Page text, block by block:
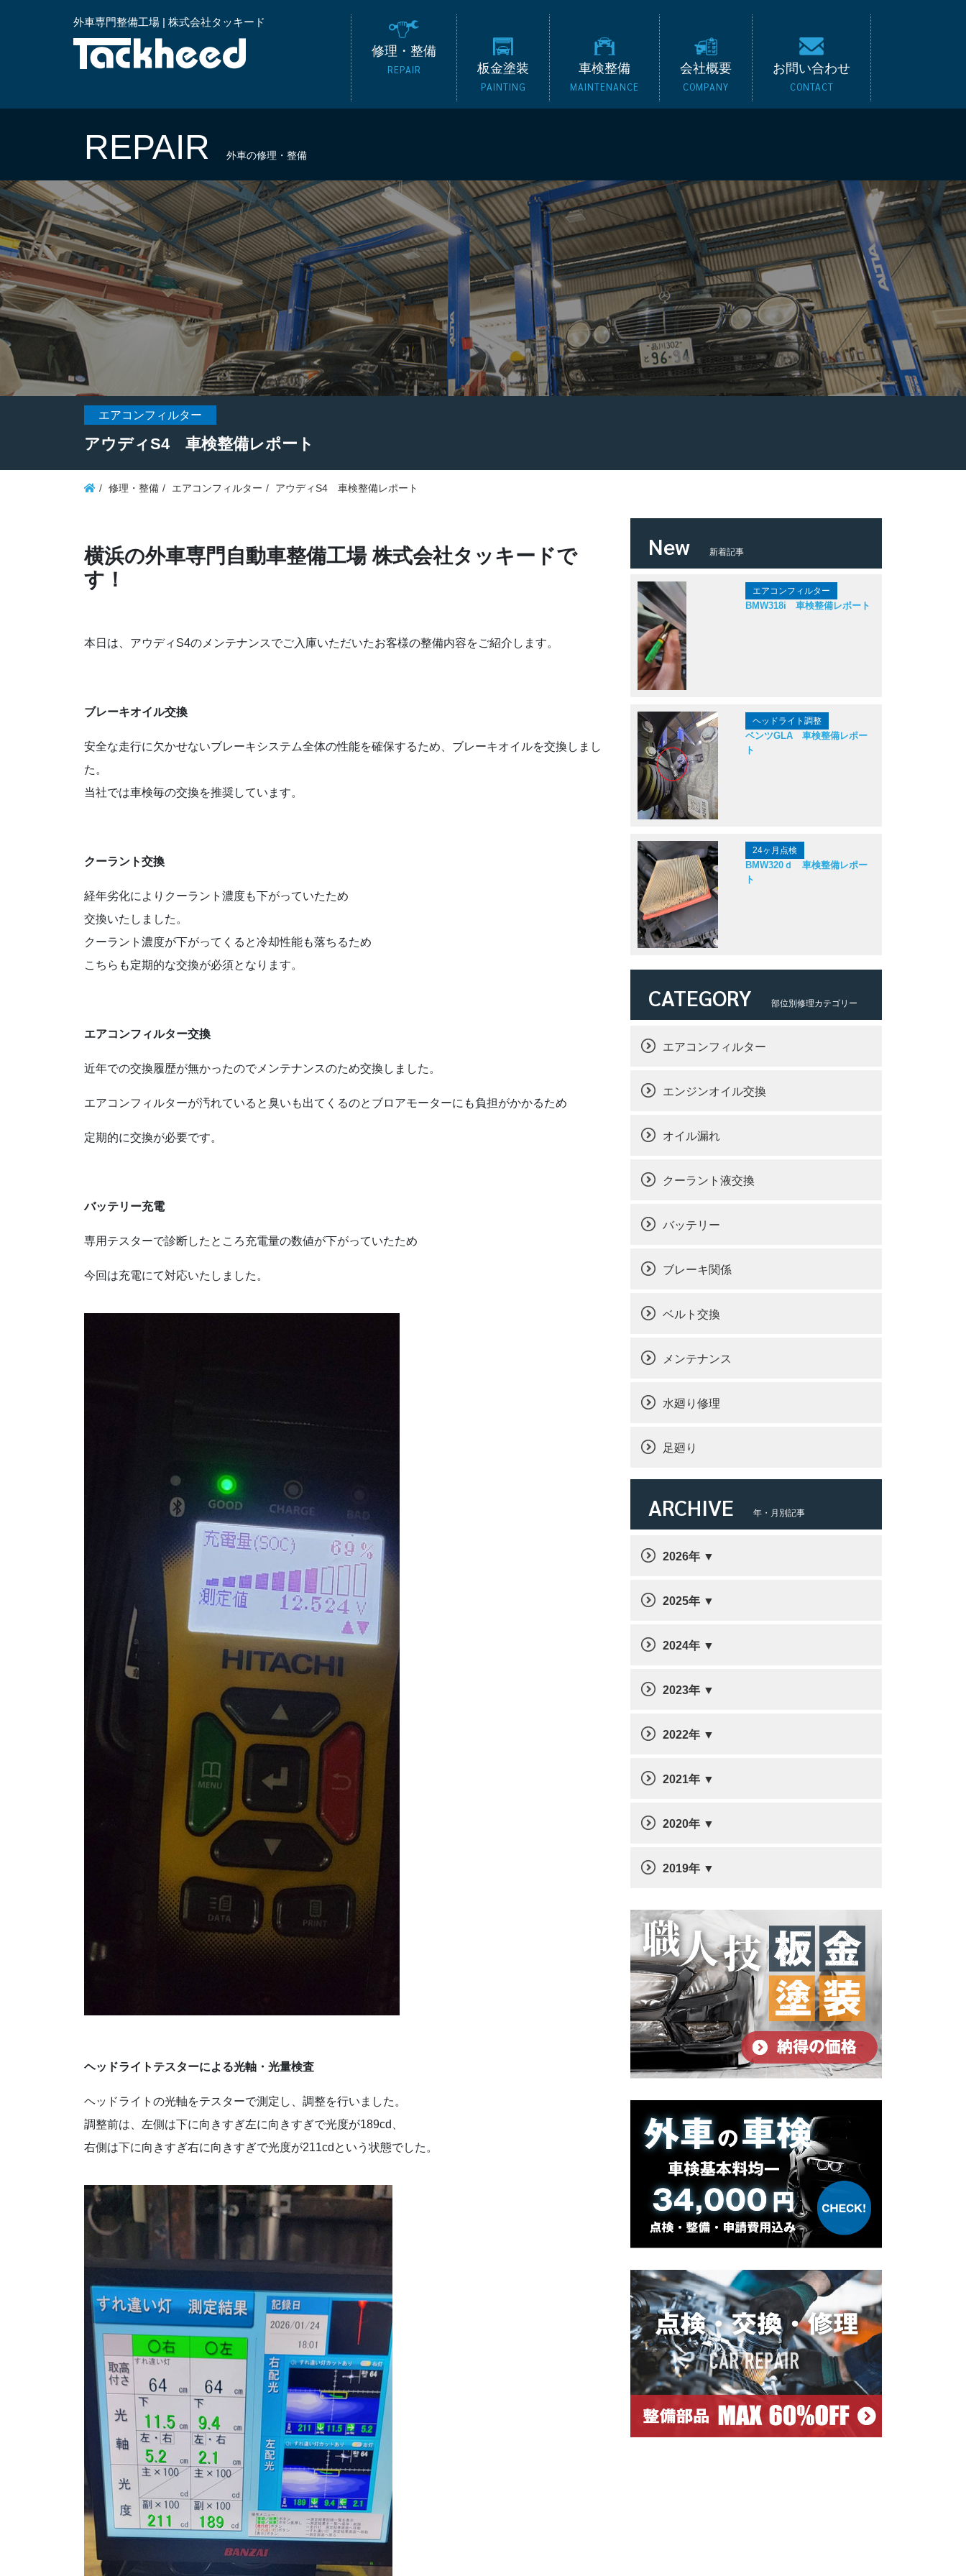
外車専門整備工場 | 株式会社タッキード
横浜の外車専門整備工場 タッキード｜BMW・ベンツ
修理・整備
REPAIR 板金塗装
PAINTING
車検整備
MAINTENANCE
会社概要
COMPANY
お問い合わせ
CONTACT
REPAIR 外車の修理・整備
エアコンフィルター
アウディS4 車検整備レポート
修理・整備 エアコンフィルター アウディS4 車検整備レポート
横浜の外車専門自動車整備工場 株式会社タッキードで
す！
本日は、アウディS4のメンテナンスでご入庫いただいたお客様の整備内容をご紹介します。
ブレーキオイル交換
安全な走行に欠かせないブレーキシステム全体の性能を確保するため、ブレーキオイルを交換しまし
た。
当社では車検毎の交換を推奨しています。
クーラント交換
経年劣化によりクーラント濃度も下がっていたため
交換いたしました。
クーラント濃度が下がってくると冷却性能も落ちるため
こちらも定期的な交換が必須となります。
エアコンフィルター交換
近年での交換履歴が無かったのでメンテナンスのため交換しました。
エアコンフィルターが汚れていると臭いも出てくるのとブロアモーターにも負担がかかるため
定期的に交換が必要です。
バッテリー充電
専用テスターで診断したところ充電量の数値が下がっていたため
今回は充電にて対応いたしました。
ヘッドライトテスターによる光軸・光量検査
ヘッドライトの光軸をテスターで測定し、調整を行いました。
調整前は、左側は下に向きすぎ左に向きすぎで光度が189cd、
右側は下に向きすぎ右に向きすぎで光度が211cdという状態でした。
New 新着記事
エアコンフィルター
BMW318i 車検整備レポート
ヘッドライト調整
ベンツGLA 車検整備レポー
ト
24ヶ月点検
BMW320ｄ 車検整備レポー
ト
CATEGORY 部位別修理カテゴリー
エアコンフィルター
エンジンオイル交換
オイル漏れ
クーラント液交換
バッテリー
ブレーキ関係
ベルト交換
メンテナンス
水廻り修理
足廻り
ARCHIVE 年・月別記事
2026年
2025年
2024年
2023年
2022年
2021年
2020年
2019年